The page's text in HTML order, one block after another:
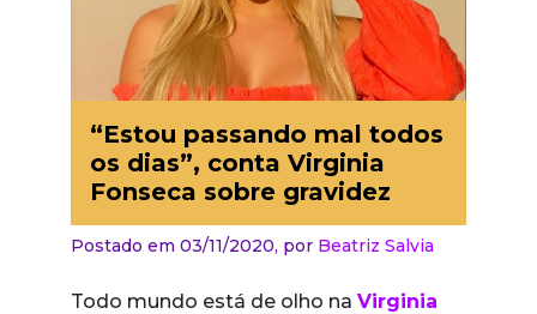
“Estou passando mal todos
os dias”, conta Virginia
Fonseca sobre gravidez
Postado em 03/11/2020, por Beatriz Salvia
Todo mundo está de olho na Virginia